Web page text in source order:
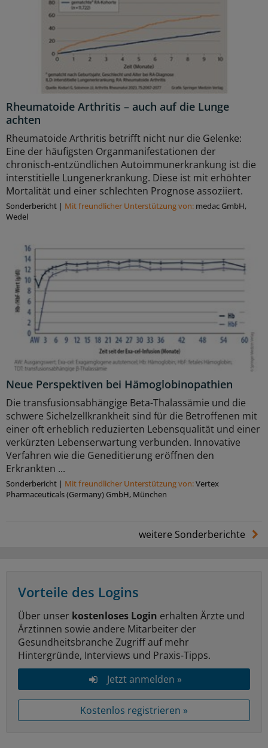
Rheumatoide Arthritis – auch auf die Lunge
achten
Rheumatoide Arthritis betrifft nicht nur die Gelenke:
Eine der häufigsten Organmanifestationen der
chronisch-entzündlichen Autoimmunerkrankung ist die
interstitielle Lungenerkrankung. Diese ist mit erhöhter
Mortalität und einer schlechten Prognose assoziiert.
Sonderbericht | Mit freundlicher Unterstützung von: medac GmbH,
Wedel
Neue Perspektiven bei Hämoglobinopathien
Die transfusionsabhängige Beta-Thalassämie und die
schwere Sichelzellkrankheit sind für die Betroffenen mit
einer oft erheblich reduzierten Lebensqualität und einer
verkürzten Lebenserwartung verbunden. Innovative
Verfahren wie die Geneditierung eröffnen den
Erkrankten ...
Sonderbericht | Mit freundlicher Unterstützung von:Vertex
Pharmaceuticals (Germany) GmbH, München
weitere Sonderberichte
Vorteile des Logins
Über unser kostenloses Login erhalten Ärzte und
Ärztinnen sowie andere Mitarbeiter der
Gesundheitsbranche Zugriff auf mehr
Hintergründe, Interviews und Praxis-Tipps.
Jetzt anmelden »
Kostenlos registrieren »